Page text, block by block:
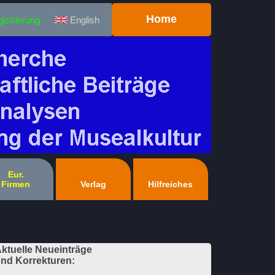
English Home
Eur.
Firmen
Verlag Hilfreiches
Neueinträge
Korrekturen: